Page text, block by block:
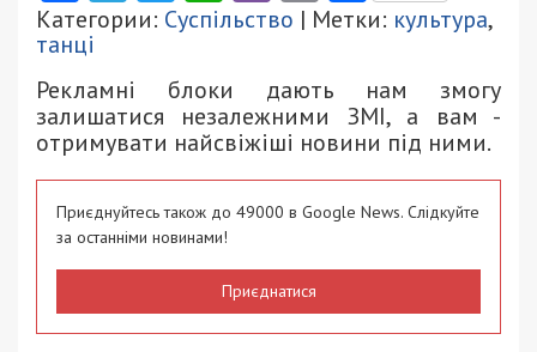
Категории: Суспільство | Метки: культура,
танці
Рекламні блоки дають нам змогу
залишатися незалежними ЗМІ, а вам -
отримувати найсвіжіші новини під ними.
Приєднуйтесь також до 49000 в Google News. Слідкуйте
за останніми новинами!
Приєднатися